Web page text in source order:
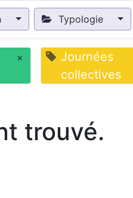
Typologie
×
Journées
collectives
trouvé.